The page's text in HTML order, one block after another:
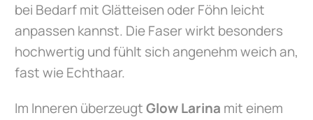
bei Bedarf mit Glätteisen oder Föhn leicht
anpassen kannst. Die Faser wirkt besonders
hochwertig und fühlt sich angenehm weich an,
fast wie Echthaar.
Im Inneren überzeugtGlow Larina mit einem